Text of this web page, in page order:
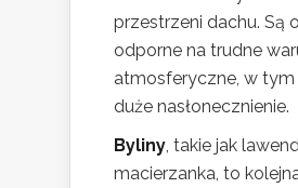
przestrzeni dachu. Są
odporne na trudne
atmosferyczne, w tym
duże nasłonecznienie.
Byliny, takie jak
macierzanka, to